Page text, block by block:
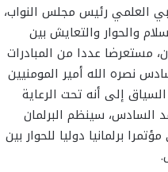
العلمي رئيس مجلس النواب،
والحوار والتعايش بين
مستعرضا عددا من المبادرات
نصره الله أمير المومنيين
إلى أنه تحت الرعاية
السادس، سينظم البرلمان
برلمانيا دوليا للحوار بين